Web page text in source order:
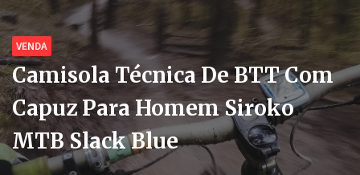
VENDA
Camisola Técnica De BTT Com
Capuz Para Homem Siroko
MTB Slack Blue